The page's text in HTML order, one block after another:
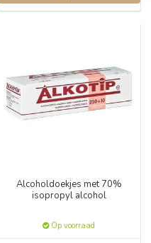
Alcoholdoekjes met 70%
isopropyl alcohol
Op voorraad